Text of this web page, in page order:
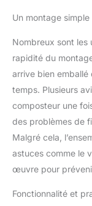
Un montage
Nombreux sont les
rapidité du
arrive bien emballé
temps. Plusieurs
composteur une
des problèmes de
Malgré cela,
astuces comme le
œuvre pour
Fonctionnalité et